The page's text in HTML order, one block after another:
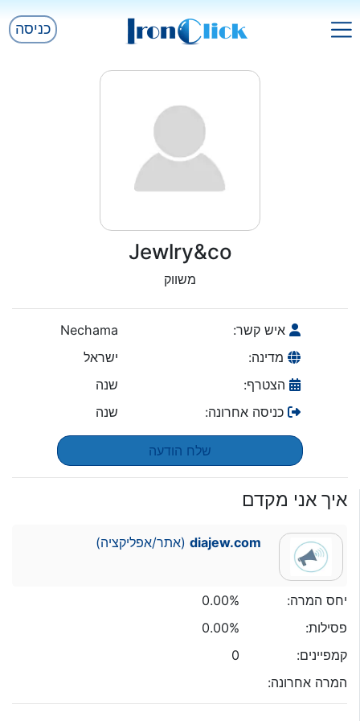
כניסה
Jewlry&co
משווק
איש קשר:
Nechama
מדינה:
ישראל
הצטרף:
שנה
כניסה אחרונה:
שנה
שלח הודעה
איך אני מקדם
diajew.com(אתר/אפליקציה)
יחס המרה:
0.00%
פסילות:
0.00%
קמפיינים:
0
המרה אחרונה: